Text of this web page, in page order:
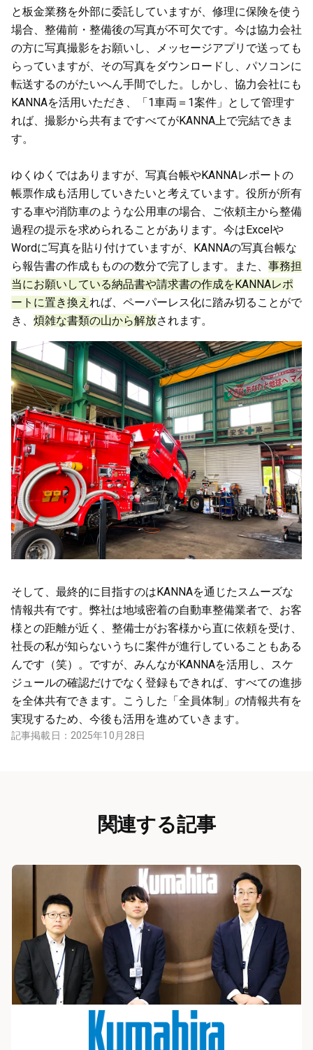
と板金業務を外部に委託していますが、修理に保険を使う
場合、整備前・整備後の写真が不可欠です。今は協力会社
の方に写真撮影をお願いし、メッセージアプリで送っても
らっていますが、その写真をダウンロードし、パソコンに
転送するのがたいへん手間でした。しかし、協力会社にも
KANNAを活用いただき、「1車両＝1案件」として管理す
れば、撮影から共有まですべてがKANNA上で完結できま
す。
ゆくゆくではありますが、写真台帳やKANNAレポートの
帳票作成も活用していきたいと考えています。役所が所有
する車や消防車のような公用車の場合、ご依頼主から整備
過程の提示を求められることがあります。今はExcelや
Wordに写真を貼り付けていますが、KANNAの写真台帳な
ら報告書の作成もものの数分で完了します。また、 事務担
当にお願いしている納品書や請求書の作成をKANNAレポ
ートに置き換え れば、ペーパーレス化に踏み切ることがで
き、 煩雑な書類の山から解放されます。
そして、最終的に目指すのはKANNAを通じたスムーズな
情報共有です。弊社は地域密着の自動車整備業者で、お客
様との距離が近く、整備士がお客様から直に依頼を受け、
社長の私が知らないうちに案件が進行していることもある
んです（笑）。ですが、みんながKANNAを活用し、スケ
ジュールの確認だけでなく登録もできれば、すべての進捗
を全体共有できます。こうした「全員体制」の情報共有を
実現するため、今後も活用を進めていきます。
記事掲載日： 2025年10月28日
関連する記事